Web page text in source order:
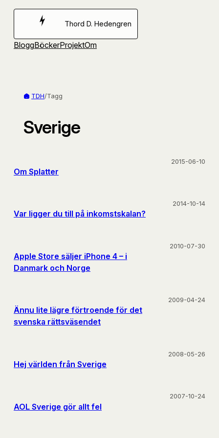
Hoppa
Thord D. Hedengren
BloggBöckerProjektOm
TDH/Tagg
Sverige
Om Splatter
2015-06-10
Var ligger du till på inkomstskalan?
2014-10-14
Apple Store säljer iPhone 4 – i
Danmark och Norge
2010-07-30
Ännu lite lägre förtroende för det
svenska rättsväsendet
2009-04-24
Hej världen från Sverige
2008-05-26
AOL Sverige gör allt fel
2007-10-24